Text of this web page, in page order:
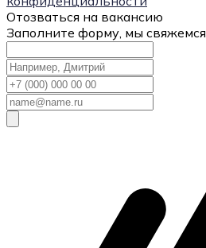
Отозваться на вакансию
Заполните форму, мы